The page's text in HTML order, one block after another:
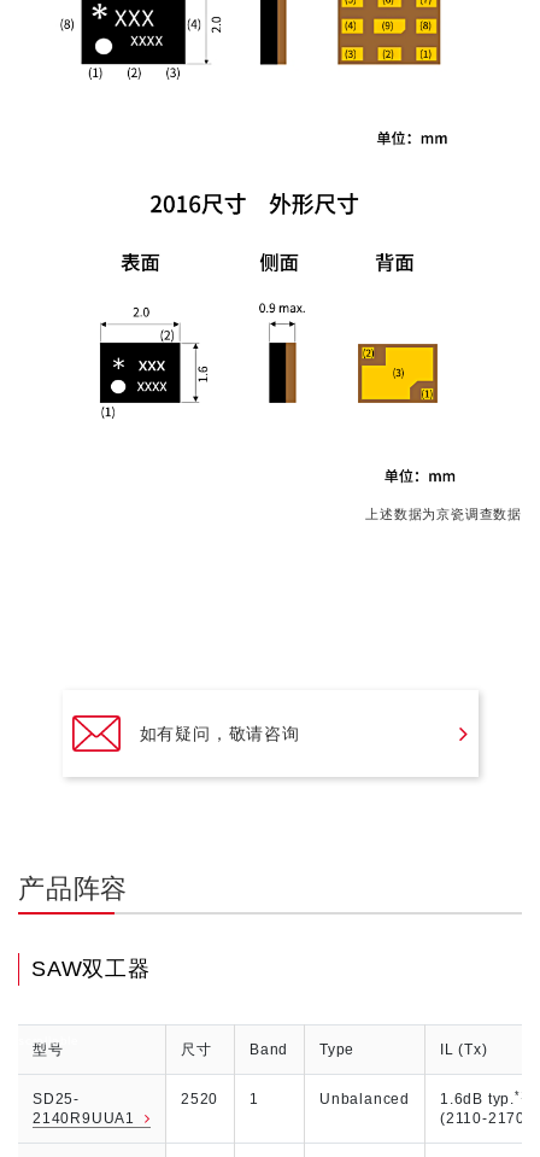
上述数据为京瓷调查数据
如有疑问，敬请咨询
产品阵容
SAW双工器
型号 尺寸 Band Type IL (Tx)
SD25-
2140R9UUA1
2520 1 Unbalanced 1.6dB typ.*1
(2110-
scrollable